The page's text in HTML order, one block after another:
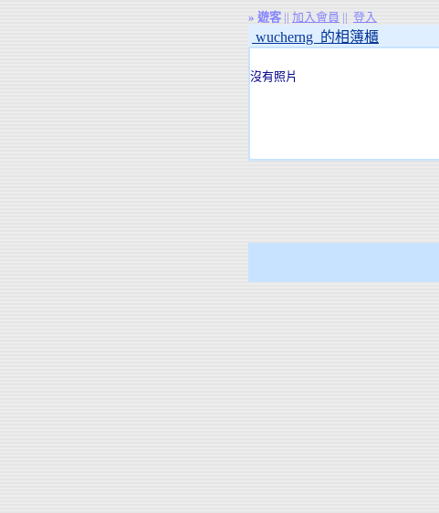
» 遊客 || 加入會員 || 登入
wucherng 的相簿櫃
沒有照片